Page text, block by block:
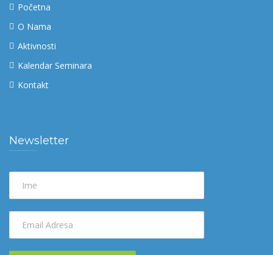
Početna
O Nama
Aktivnosti
Kalendar Seminara
Kontakt
Newsletter